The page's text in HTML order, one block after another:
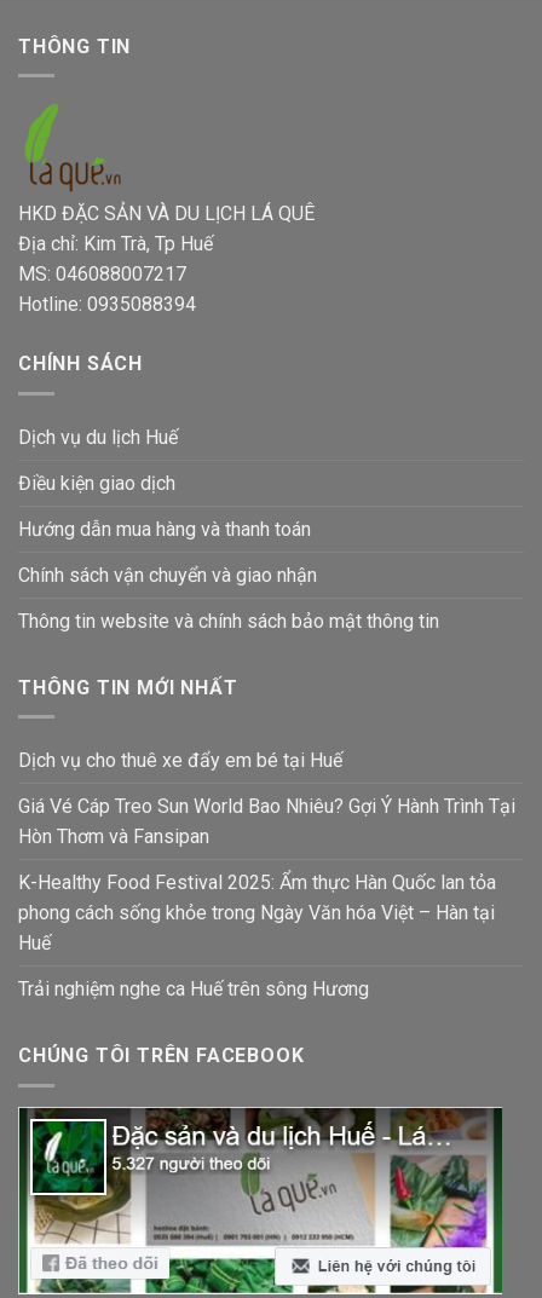
THÔNG TIN
HKD ĐẶC SẢN VÀ DU LỊCH LÁ QUÊ
Địa chỉ: Kim Trà, Tp Huế
MS: 046088007217
Hotline: 0935088394
CHÍNH SÁCH
Dịch vụ du lịch Huế
Điều kiện giao dịch
Hướng dẫn mua hàng và thanh toán
Chính sách vận chuyển và giao nhận
Thông tin website và chính sách bảo mật thông tin
THÔNG TIN MỚI NHẤT
Dịch vụ cho thuê xe đẩy em bé tại Huế
Giá Vé Cáp Treo Sun World Bao Nhiêu? Gợi Ý Hành Trình Tại
Hòn Thơm và Fansipan
K-Healthy Food Festival 2025: Ẩm thực Hàn Quốc lan tỏa
phong cách sống khỏe trong Ngày Văn hóa Việt – Hàn tại
Huế
Trải nghiệm nghe ca Huế trên sông Hương
CHÚNG TÔI TRÊN FACEBOOK